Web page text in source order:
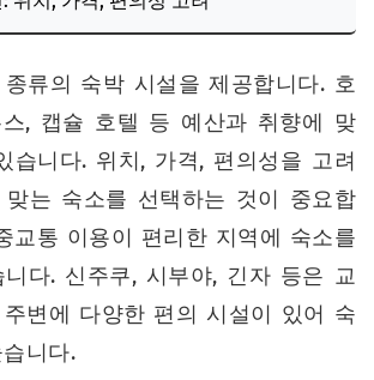
류의 숙박 시설을 제공합니다. 호
스, 캡슐 호텔 등 예산과 취향에 맞
습니다. 위치, 가격, 편의성을 고려
는 숙소를 선택하는 것이 중요합
교통 이용이 편리한 지역에 숙소를
다. 신주쿠, 시부야, 긴자 등은 교
변에 다양한 편의 시설이 있어 숙
니다.